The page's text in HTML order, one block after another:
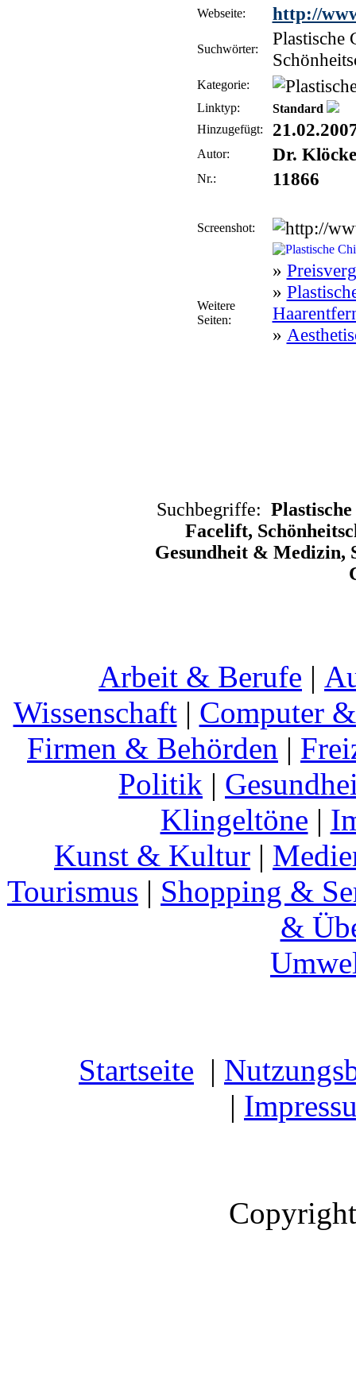
Webseite: http://
Suchwörter:
Plastische
Kategorie:
Linktyp:
Standard
Hinzugefügt:
Autor: Dr.
Nr.: 11866
Screenshot:
Weitere
Seiten:
»
»
»
Suchbegriffe:
Facelift,
Gesundheit & Medizin,
Arbeit & Berufe |
Wissenschaft| Computer
Firmen & Behörden |
Politik |
Klingeltöne |
Kunst & Kultur |
Tourismus | Shopping &
&
Startseite |
|